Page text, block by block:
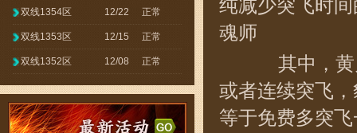
双线1354区 12/22 正常
双线1353区 12/15 正常
双线1352区 12/08 正常
纯减少突飞时
魂师
其中，黄
或者连续突飞
等于免费多突